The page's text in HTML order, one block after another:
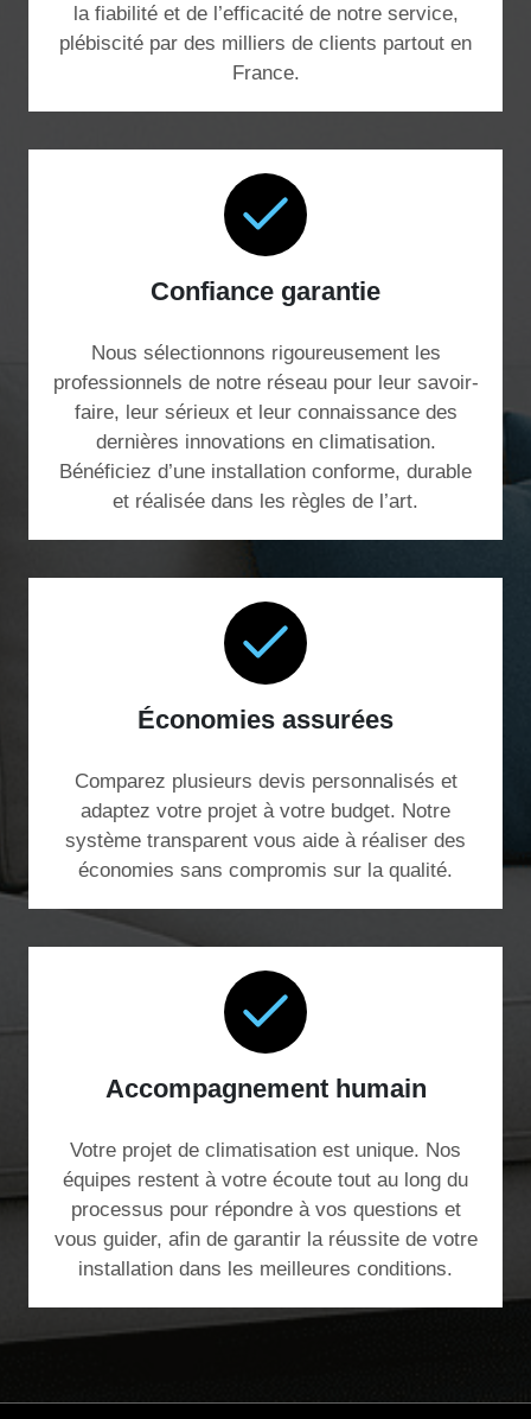
la fiabilité et de l’efficacité de notre service,
plébiscité par des milliers de clients partout en
France.
Confiance garantie
Nous sélectionnons rigoureusement les
professionnels de notre réseau pour leur savoir-
faire, leur sérieux et leur connaissance des
dernières innovations en climatisation.
Bénéficiez d’une installation conforme, durable
et réalisée dans les règles de l’art.
Économies assurées
Comparez plusieurs devis personnalisés et
adaptez votre projet à votre budget. Notre
système transparent vous aide à réaliser des
économies sans compromis sur la qualité.
Accompagnement humain
Votre projet de climatisation est unique. Nos
équipes restent à votre écoute tout au long du
processus pour répondre à vos questions et
vous guider, afin de garantir la réussite de votre
installation dans les meilleures conditions.